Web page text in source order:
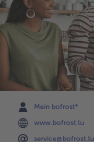
Mein bofrost*
www.bofrost.lu
service@bofrost.lu